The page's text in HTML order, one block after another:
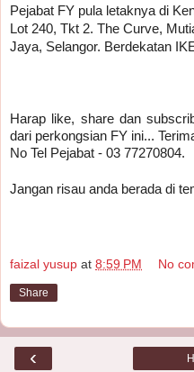
Pejabat FY pula letaknya di
Lot 240, Tkt 2. The Curve,
Jaya, Selangor. Berdekatan
Harap like, share dan
dari perkongsian FY ini...
No Tel Pejabat - 03 77270804.
Jangan risau anda berada di
faizal yusup at 8:59 PM No
Share
‹